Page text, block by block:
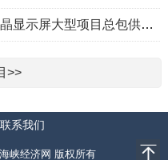
2026年甄选的户外广告机户外液晶显示屏大型项目总包供应商推荐
>>
联系我们
峡经济网 版权所有